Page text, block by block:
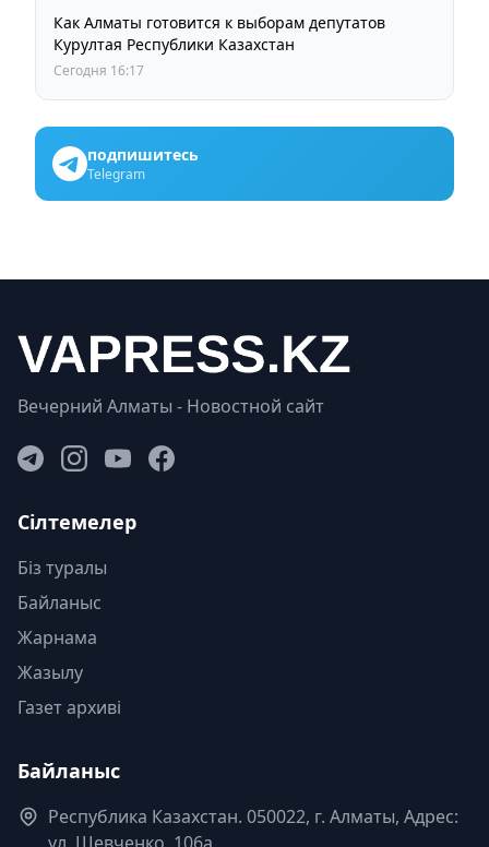
Как Алматы готовится к выборам депутатов
Курултая Республики Казахстан
Сегодня 16:17
подпишитесь
Telegram
Вечерний Алматы - Новостной сайт
Сілтемелер
Біз туралы
Байланыс
Жарнама
Жазылу
Газет архиві
Байланыс
Республика Казахстан. 050022, г. Алматы, Адрес:
ул. Шевченко, 106а